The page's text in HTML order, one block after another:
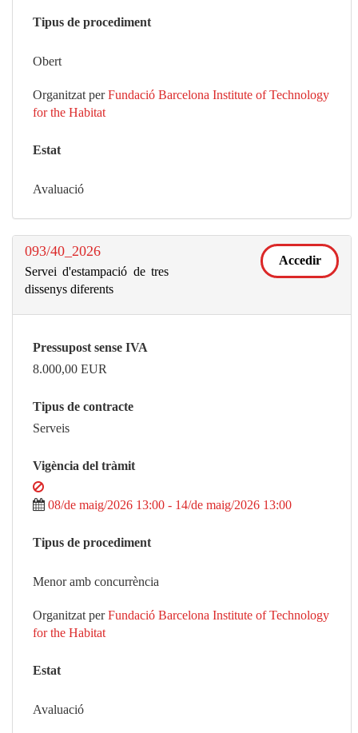
Tipus de procediment
Obert
Organitzat per Fundació Barcelona Institute of Technology
for the Habitat
Estat
Avaluació
093/40_2026
Servei d'estampació de tres
dissenys diferents
Accedir
Pressupost sense IVA
8.000,00 EUR
Tipus de contracte
Serveis
Vigència del tràmit
08/de maig/2026 13:00 - 14/de maig/2026 13:00
Tipus de procediment
Menor amb concurrència
Organitzat per Fundació Barcelona Institute of Technology
for the Habitat
Estat
Avaluació